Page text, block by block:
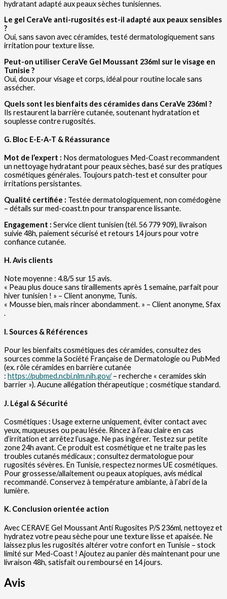
hydratant adapté aux peaux sèches tunisiennes.
Le gel CeraVe anti-rugosités est-il adapté aux peaux sensibles
?
Oui, sans savon avec céramides, testé dermatologiquement sans
irritation pour texture lisse.
Peut-on utiliser CeraVe Gel Moussant 236ml sur le visage en
Tunisie ?
Oui, doux pour visage et corps, idéal pour routine locale sans
assécher.
Quels sont les bienfaits des céramides dans CeraVe 236ml ?
Ils restaurent la barrière cutanée, soutenant hydratation et
souplesse contre rugosités.
G. Bloc E-E-A-T & Réassurance
Mot de l’expert : Nos dermatologues Med-Coast recommandent
un nettoyage hydratant pour peaux sèches, basé sur des pratiques
cosmétiques générales. Toujours patch-test et consulter pour
irritations persistantes.
Qualité certifiée : Testée dermatologiquement, non comédogène
– détails sur med-coast.tn pour transparence lissante.
Engagement : Service client tunisien (tél. 56 779 909), livraison
suivie 48h, paiement sécurisé et retours 14 jours pour votre
confiance cutanée.
H. Avis clients
Note moyenne : 4.8/5 sur 15 avis.
« Peau plus douce sans tiraillements après 1 semaine, parfait pour
hiver tunisien ! » – Client anonyme, Tunis.
« Mousse bien, mais rincer abondamment. » – Client anonyme, Sfax
.
I. Sources & Références
Pour les bienfaits cosmétiques des céramides, consultez des
sources comme la Société Française de Dermatologie ou PubMed
(ex. rôle céramides en barrière cutanée
: https://pubmed.ncbi.nlm.nih.gov/– recherche « ceramides skin
barrier »). Aucune allégation thérapeutique ; cosmétique standard.
J. Légal & Sécurité
Cosmétiques : Usage externe uniquement, éviter contact avec
yeux, muqueuses ou peau lésée. Rincez à l’eau claire en cas
d’irritation et arrêtez l’usage. Ne pas ingérer. Testez sur petite
zone 24h avant. Ce produit est cosmétique et ne traite pas les
troubles cutanés médicaux ; consultez dermatologue pour
rugosités sévères. En Tunisie, respectez normes UE cosmétiques.
Pour grossesse/allaitement ou peaux atopiques, avis médical
recommandé. Conservez à température ambiante, à l’abri de la
lumière.
K. Conclusion orientée action
Avec CERAVE Gel Moussant Anti Rugosites P/S 236ml, nettoyez et
hydratez votre peau sèche pour une texture lisse et apaisée. Ne
laissez plus les rugosités altérer votre confort en Tunisie – stock
limité sur Med-Coast ! Ajoutez au panier dès maintenant pour une
livraison 48h, satisfait ou remboursé en 14 jours.
Avis